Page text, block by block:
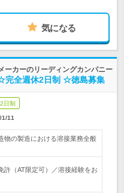
気になる
ーカーのリーディングカンパニー
完全週休2日制 ☆徳島募集
日制
11
物の製造における溶接業務全般
許（AT限定可）／溶接経験をお